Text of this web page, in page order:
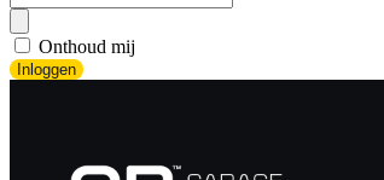
Onthoud mij
Inloggen